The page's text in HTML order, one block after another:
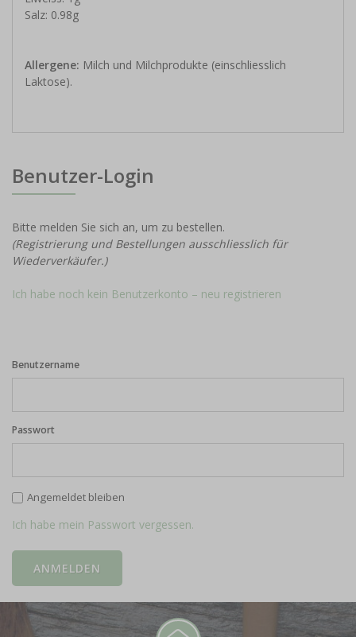
Salz: 0.98g
Allergene: Milch und Milchprodukte (einschliesslich
Laktose).
Benutzer-Login
Bitte melden Sie sich an, um zu bestellen.
(Registrierung und Bestellungen ausschliesslich für
Wiederverkäufer.)
Ich habe noch kein Benutzerkonto – neu registrieren
Benutzername
Passwort
Angemeldet bleiben
Ich habe mein Passwort vergessen.